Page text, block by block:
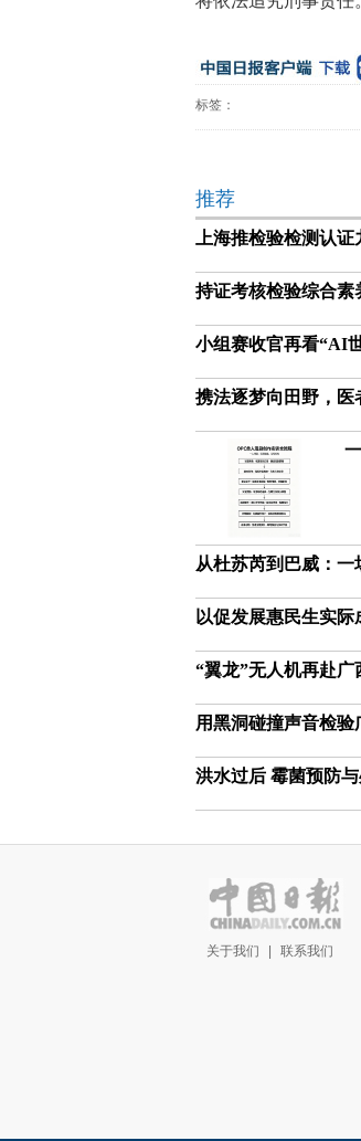
标签：
推荐
上海推检验检测认
持证考核检验综合素
小组赛收官再看“AI
携法逐梦向田野，
从杜苏芮到巴威：一
以促发展惠民生实际
“翼龙”无人机再赴
用黑洞碰撞声音检
洪水过后 霉菌预防
关于我们 联系我们